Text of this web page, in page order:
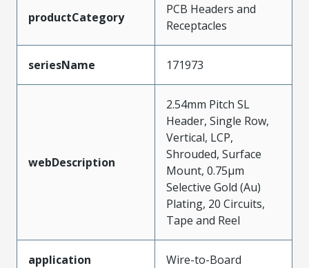
productCategory
PCB Headers and
Receptacles
seriesName 171973
webDescription
2.54mm Pitch SL
Header, Single Row,
Vertical, LCP,
Shrouded, Surface
Mount, 0.75µm
Selective Gold (Au)
Plating, 20 Circuits,
Tape and Reel
application Wire-to-Board